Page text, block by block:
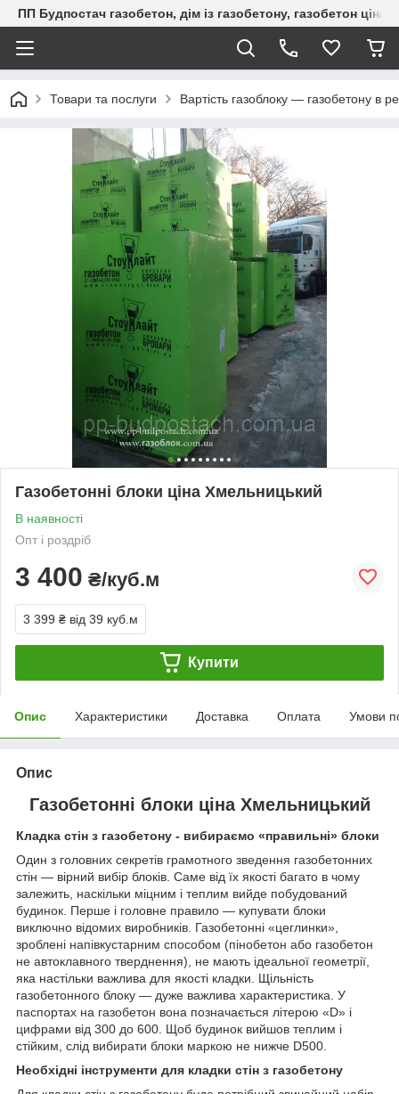
ПП Будпостач газобетон, дім із газобетону, газобетон
Товари та послуги Вартість газоблоку — газобетону в
Газобетонні блоки ціна Хмельницький
В наявності
Опт і роздріб
3 400 ₴/куб.м
3 399 ₴ від 39 куб.м
Купити
Опис Характеристики Доставка Оплата Умови
Опис
Газобетонні блоки ціна Хмельницький
Кладка стін з газобетону - вибираємо «правильні» блоки
Один з головних секретів грамотного зведення газобетонних
стін — вірний вибір блоків. Саме від їх якості багато в чому
залежить, наскільки міцним і теплим вийде побудований
будинок. Перше і головне правило — купувати блоки
виключно відомих виробників. Газобетонні «цеглинки»,
зроблені напівкустарним способом (пінобетон або газобетон
не автоклавного тверднення), не мають ідеальної геометрії,
яка настільки важлива для якості кладки. Щільність
газобетонного блоку — дуже важлива характеристика. У
паспортах на газобетон вона позначається літерою «D» і
цифрами від 300 до 600. Щоб будинок вийшов теплим і
стійким, слід вибирати блоки маркою не нижче D500.
Необхідні інструменти для кладки стін з газобетону